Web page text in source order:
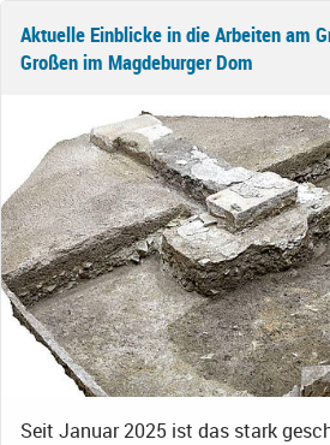
Aktuelle Einblicke in die Arbeiten am
Großen im Magdeburger Dom
Seit Januar 2025 ist das stark